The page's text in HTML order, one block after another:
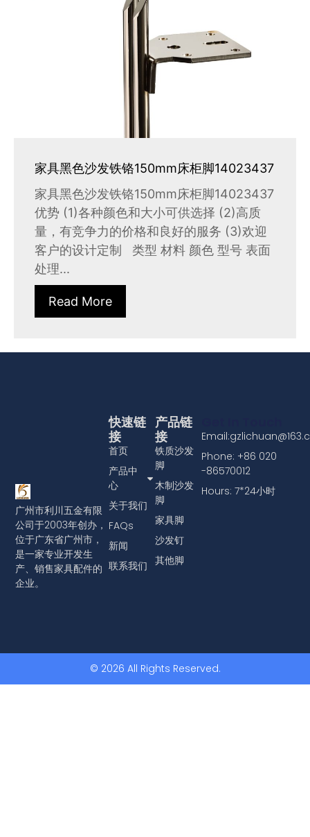
家具黑色沙发铁铬150mm床柜脚14023437
家具黑色沙发铁铬150mm床柜脚14023437
优势 (1)各种颜色和大小可供选择 (2)高质
量，有竞争力的价格和良好的服务 (3)欢迎
客户的设计定制 类型 材料 颜色 型号 表面
处理...
Read More
广州市利川五金有限
公司于2003年创办，
位于广东省广州市，
是一家专业开发生
产、销售家具配件的
企业。
产品链
接
铁质沙发
脚
木制沙发
脚
家具脚
沙发钉
其他脚
快速链
接
首页
产品中
心
关于我们
FAQs
新闻
联系我们
Phone: +86 020
-86570012
Hours: 7*24小时
© 2026 All Rights Reserved.